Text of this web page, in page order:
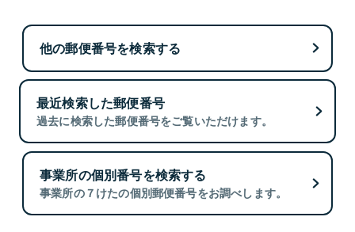
他の郵便番号を検索する
最近検索した郵便番号
過去に検索した郵便番号をご覧いただけます。
事業所の個別番号を検索する
事業所の７けたの個別郵便番号をお調べします。